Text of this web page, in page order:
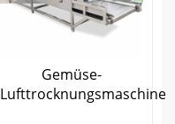
Gemüse-
Lufttrocknungsmaschine